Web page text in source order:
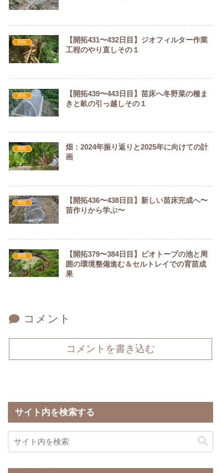
開拓
【開拓431〜432日目】ジオフィルター作業
工程のやり直しその１
開拓
【開拓439〜443日目】苗床へ冬野菜の種ま
きと畝の引っ越しその１
開拓
畑：2024年振り返りと2025年に向けての計
画
開拓
【開拓436〜438日目】新しい苗床完成へ〜
苗作りから学ぶ〜
開拓
【開拓379〜384日目】ビオトープの池と周
囲の環境整備進む＆セルトレイでの育苗成
果
コメント
コメントを書き込む
サイト内を検索する